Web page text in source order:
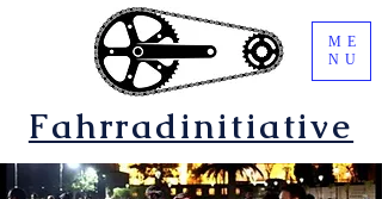
Fahrradinitiative
ME
NU